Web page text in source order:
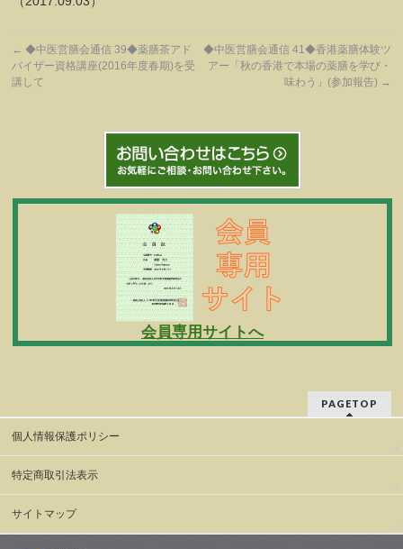
← ◆中医営膳会通信 39◆薬膳茶アド
バイザー資格講座(2016年度春期)を受
講して
◆中医営膳会通信 41◆香港薬膳体験ツ
アー「秋の香港で本場の薬膳を学び・
味わう」(参加報告) →
会員専用サイトへ
PAGETOP
個人情報保護ポリシー
特定商取引法表示
サイトマップ